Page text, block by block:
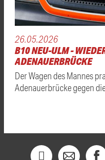
26.05.2026
B10 NEU-ULM -
ADENAUERBRÜCKE
Der Wagen des Mannes
Adenauerbrücke gegen